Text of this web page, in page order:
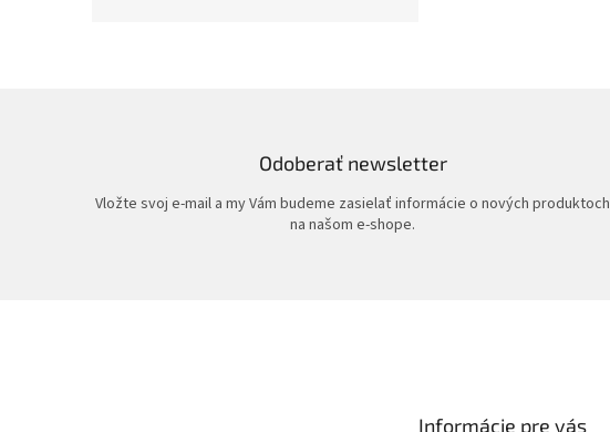
Odoberať newsletter
Vložte svoj e-mail a my Vám budeme zasielať informácie o nových produktoch
na našom e-shope.
Informácie pre vás